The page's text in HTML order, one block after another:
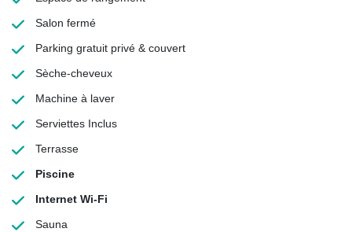
Salon fermé
Parking gratuit privé & couvert
Sèche-cheveux
Machine à laver
Serviettes Inclus
Terrasse
Piscine
Internet Wi-Fi
Sauna